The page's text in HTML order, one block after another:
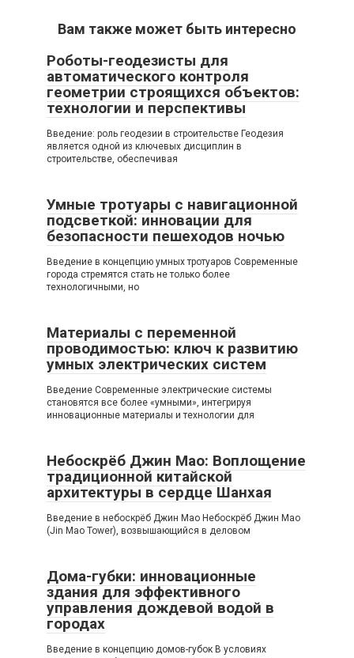
Вам также может быть интересно
Роботы-геодезисты для
автоматического контроля
геометрии строящихся объектов:
технологии и перспективы
Введение: роль геодезии в строительстве Геодезия
является одной из ключевых дисциплин в
строительстве, обеспечивая
Умные тротуары с навигационной
подсветкой: инновации для
безопасности пешеходов ночью
Введение в концепцию умных тротуаров Современные
города стремятся стать не только более
технологичными, но
Материалы с переменной
проводимостью: ключ к развитию
умных электрических систем
Введение Современные электрические системы
становятся все более «умными», интегрируя
инновационные материалы и технологии для
Небоскрёб Джин Мао: Воплощение
традиционной китайской
архитектуры в сердце Шанхая
Введение в небоскрёб Джин Мао Небоскрёб Джин Мао
(Jin Mao Tower), возвышающийся в деловом
Дома-губки: инновационные
здания для эффективного
управления дождевой водой в
городах
Введение в концепцию домов-губок В условиях